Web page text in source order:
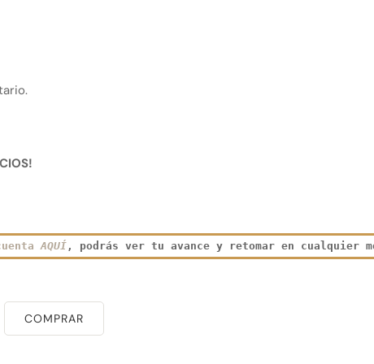
AQUÍ , podrás ver tu avance y retomar en cualquier
COMPRAR